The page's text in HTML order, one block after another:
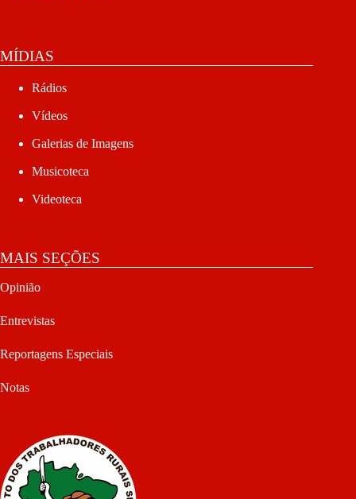
MÍDIAS
Rádios
Vídeos
Galerias de Imagens
Musicoteca
Videoteca
MAIS SEÇÕES
Opinião
Entrevistas
Reportagens Especiais
Notas